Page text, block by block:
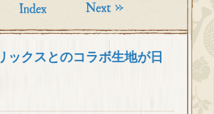
ックスとのコラボ生地が日